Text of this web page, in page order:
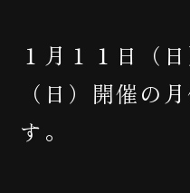
１月１１日（
（日）開催の
す。